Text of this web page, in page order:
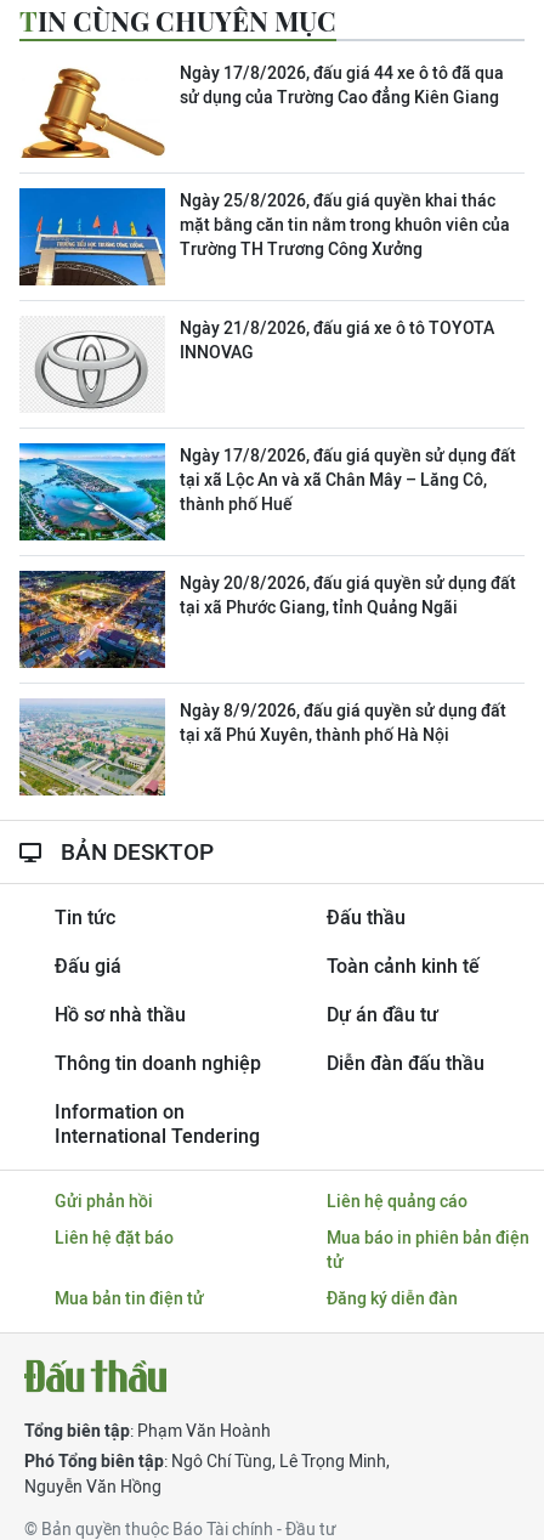
TIN CÙNG CHUYÊN MỤC
Ngày 17/8/2026, đấu giá 44 xe ô tô đã qua
sử dụng của Trường Cao đẳng Kiên Giang
Ngày 25/8/2026, đấu giá quyền khai thác
mặt bằng căn tin nằm trong khuôn viên của
Trường TH Trương Công Xưởng
Ngày 21/8/2026, đấu giá xe ô tô TOYOTA
INNOVAG
Ngày 17/8/2026, đấu giá quyền sử dụng đất
tại xã Lộc An và xã Chân Mây – Lăng Cô,
thành phố Huế
Ngày 20/8/2026, đấu giá quyền sử dụng đất
tại xã Phước Giang, tỉnh Quảng Ngãi
Ngày 8/9/2026, đấu giá quyền sử dụng đất
tại xã Phú Xuyên, thành phố Hà Nội
BẢN DESKTOP
Tin tức Đấu thầu
Đấu giá Toàn cảnh kinh tế
Hồ sơ nhà thầu Dự án đầu tư
Thông tin doanh nghiệp Diễn đàn đấu thầu
Information on
International Tendering
Gửi phản hồi
Liên hệ quảng cáo
Liên hệ đặt báo
Mua báo in phiên bản điện
tử
Mua bản tin điện tử
Đăng ký diễn đàn
Tổng biên tập: Phạm Văn Hoành
Phó Tổng biên tập: Ngô Chí Tùng, Lê Trọng Minh,
Nguyễn Văn Hồng
© Bản quyền thuộc Báo Tài chính - Đầu tư